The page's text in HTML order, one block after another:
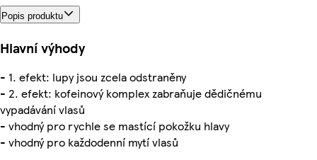
Popis produktu
Hlavní výhody
- 1. efekt: lupy jsou zcela odstraněny
- 2. efekt: kofeinový komplex zabraňuje dědičnému
vypadávání vlasů
- vhodný pro rychle se mastící pokožku hlavy
- vhodný pro každodenní mytí vlasů